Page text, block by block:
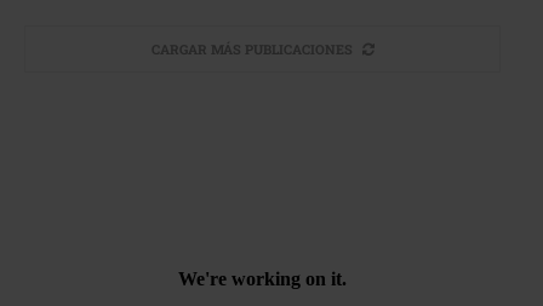
CARGAR MÁS PUBLICACIONES